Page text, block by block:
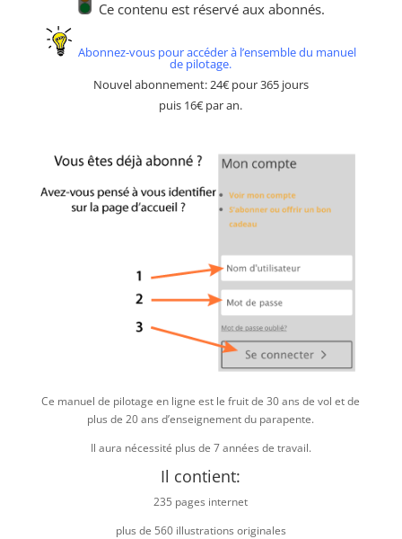
Ce contenu est réservé aux abonnés.
Abonnez-vous pour accéder à l’ensemble du manuel
de pilotage.
Nouvel abonnement: 24€ pour 365 jours
puis 16€ par an.
Ce manuel de pilotage en ligne est le fruit de 30 ans de vol et de
plus de 20 ans d’enseignement du parapente.
Il aura nécessité plus de 7 années de travail.
Il contient:
235 pages internet
plus de 560 illustrations originales